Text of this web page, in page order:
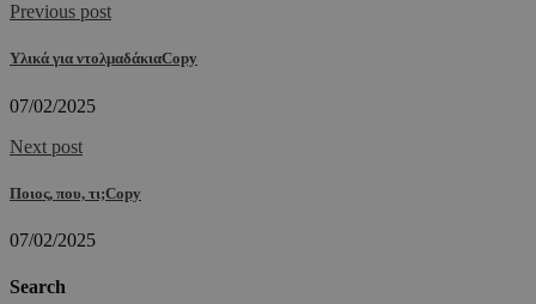
Previous post
Υλικά για ντολμαδάκιαCopy
07/02/2025
Next post
Ποιος, που, τι;Copy
07/02/2025
Search